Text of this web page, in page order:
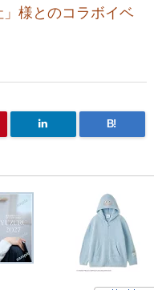
」様とのコラボイベ
B!